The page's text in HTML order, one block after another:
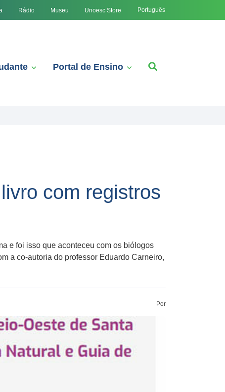
Rádio Museu Unoesc Store Português
Portal de Ensino
com registros
e foi isso que aconteceu com os biólogos
a co-autoria do professor Eduardo Carneiro,
Por